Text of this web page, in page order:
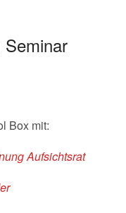
Seminar
Box mit:
Aufsichtsrat